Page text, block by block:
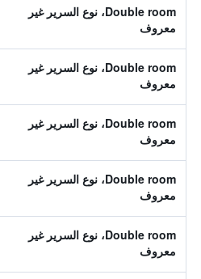
Double room، نوع السرير غير
معروف
Double room، نوع السرير غير
معروف
Double room، نوع السرير غير
معروف
Double room، نوع السرير غير
معروف
Double room، نوع السرير غير
معروف